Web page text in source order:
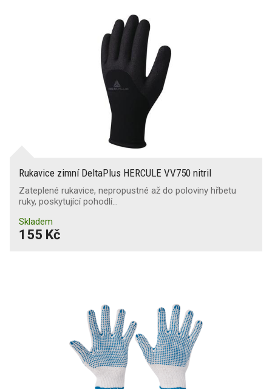
Rukavice zimní DeltaPlus HERCULE VV750 nitril
Zateplené rukavice, nepropustné až do poloviny hřbetu
ruky, poskytující pohodlí…
Skladem
155 Kč